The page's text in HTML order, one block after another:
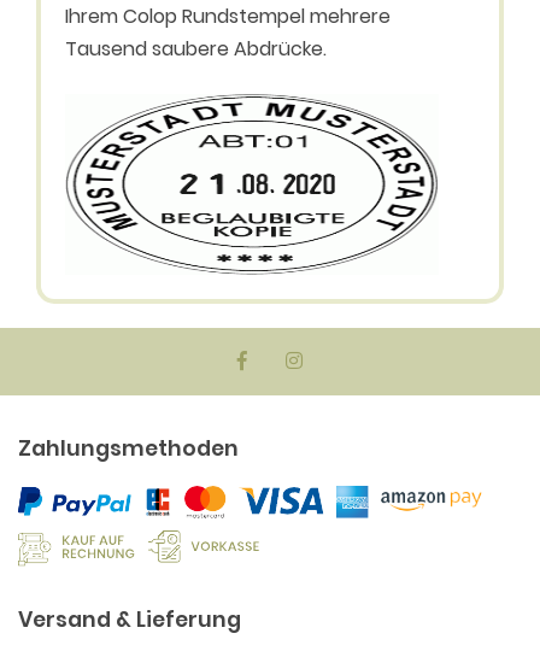
Ihrem Colop Rundstempel mehrere
Tausend saubere Abdrücke.
Zahlungsmethoden
Versand & Lieferung